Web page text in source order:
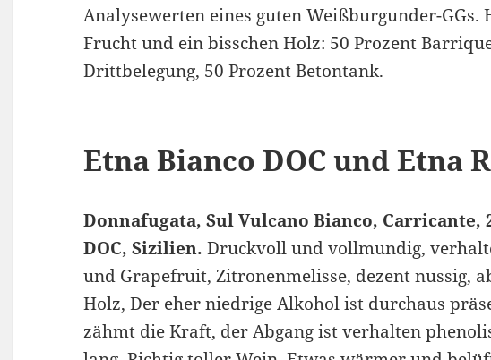
Analysewerten eines guten Weißburgunder-GGs.
Frucht und ein bisschen Holz: 50 Prozent
Drittbelegung, 50 Prozent Betontank.
Etna Bianco DOC und Etna
Donnafugata, Sul Vulcano Bianco, Carricante,
DOC, Sizilien. Druckvoll und vollmundig,
und Grapefruit, Zitronenmelisse, dezent nussig,
Holz, Der eher niedrige Alkohol ist durchaus
zähmt die Kraft, der Abgang ist verhalten